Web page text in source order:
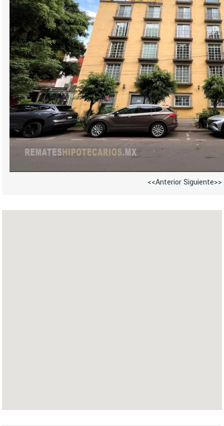
<<AnteriorSiguiente>>